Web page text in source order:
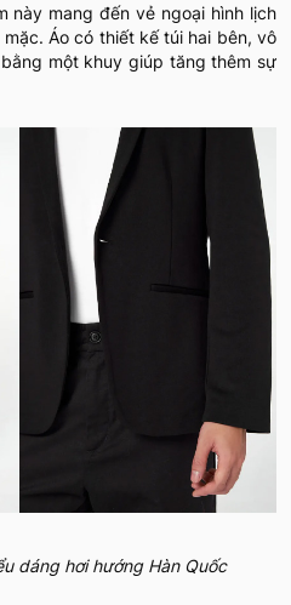
này mang đến vẻ ngoại hình lịch
Áo có thiết kế túi hai bên, vô
một khuy giúp tăng thêm sự
dáng hơi hướng Hàn Quốc